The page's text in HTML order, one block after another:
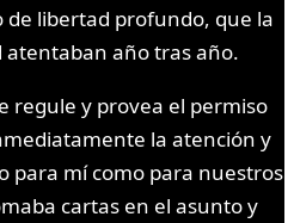
libertad profundo, que la
atentaban año tras año.
regule y provea el permiso
la atención y
para mí como para nuestros
cartas en el asunto y